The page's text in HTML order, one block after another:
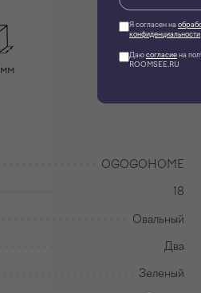
мм
OGOGOHOME
18
Овальный
Два
Зеленый
Я согласен на
конфиденциальности
Даюсогласиена
ROOMSEE.RU